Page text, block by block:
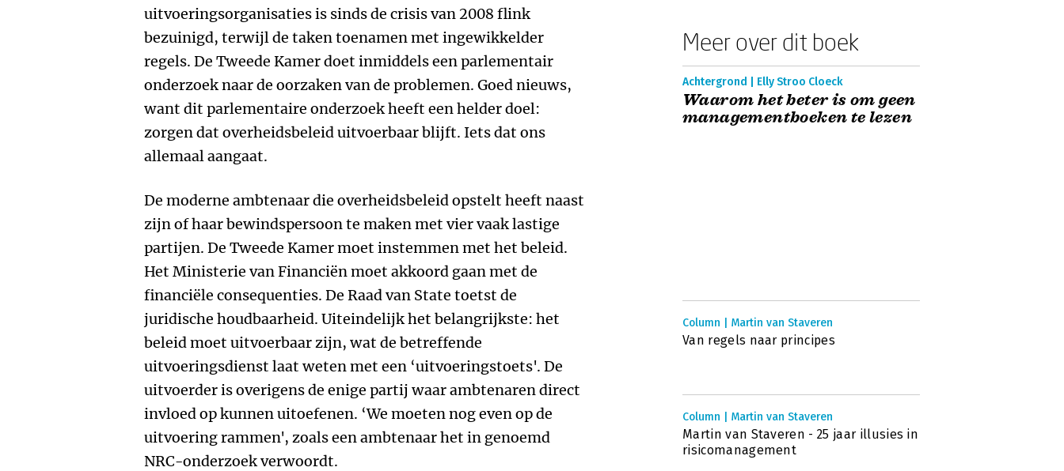
uitvoeringsorganisaties is sinds de crisis van 2008 flink
bezuinigd, terwijl de taken toenamen met ingewikkelder
regels. De Tweede Kamer doet inmiddels een parlementair
onderzoek naar de oorzaken van de problemen. Goed nieuws,
want dit parlementaire onderzoek heeft een helder doel:
zorgen dat overheidsbeleid uitvoerbaar blijft. Iets dat ons
allemaal aangaat.
De moderne ambtenaar die overheidsbeleid opstelt heeft naast
zijn of haar bewindspersoon te maken met vier vaak lastige
partijen. De Tweede Kamer moet instemmen met het beleid.
Het Ministerie van Financiën moet akkoord gaan met de
financiële consequenties. De Raad van State toetst de
juridische houdbaarheid. Uiteindelijk het belangrijkste: het
beleid moet uitvoerbaar zijn, wat de betreffende
uitvoeringsdienst laat weten met een ‘uitvoeringstoets'. De
uitvoerder is overigens de enige partij waar ambtenaren direct
invloed op kunnen uitoefenen. ‘We moeten nog even op de
uitvoering rammen', zoals een ambtenaar het in genoemd
NRC-onderzoek verwoordt.
Meer over dit boek
Achtergrond | Elly Stroo Cloeck
Waarom het beter is om geen
managementboeken te lezen
Column | Martin van Staveren
Van regels naar principes
Column | Martin van Staveren
Martin van Staveren - 25 jaar illusies in
risicomanagement